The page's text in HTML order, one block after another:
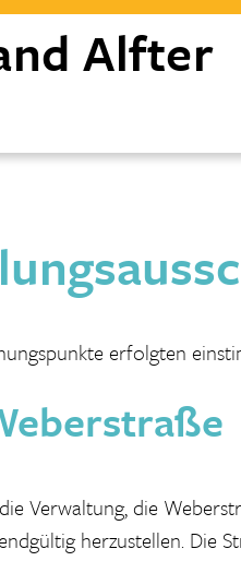
Alfter
erfolgten
Verwaltung, die
herzustellen. Die